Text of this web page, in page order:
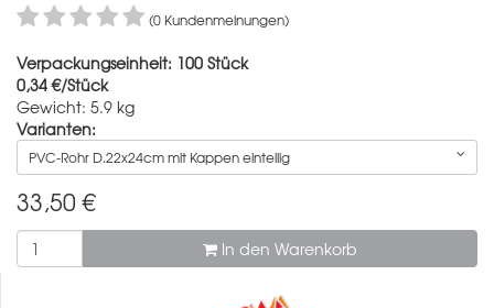
(0 Kundenmeinungen)
Verpackungseinheit: 100 Stück
0,34 €/Stück
Gewicht: 5.9 kg
Varianten:
PVC-Rohr D.22x24cm mit Kappen einteilig
33,50 €
In den Warenkorb